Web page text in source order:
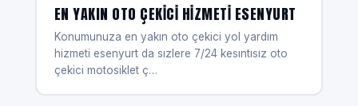
EN YAKIN OTO ÇEKICI HIZMETI ESENYURT
Konumunuza en yakın oto çekici yol yardım
hizmeti esenyurt da sızlere 7/24 kesıntısız oto
çekici motosiklet ç…